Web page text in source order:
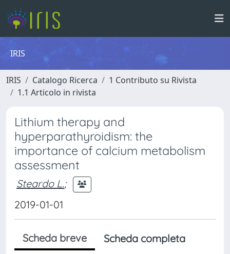
IRIS
IRIS Catalogo Ricerca
1 Contributo su Rivista
1.1 Articolo in rivista
Lithium therapy and
hyperparathyroidism: the
importance of calcium metabolism
assessment
Steardo L.;
2019-01-01
Scheda breve
Scheda completa